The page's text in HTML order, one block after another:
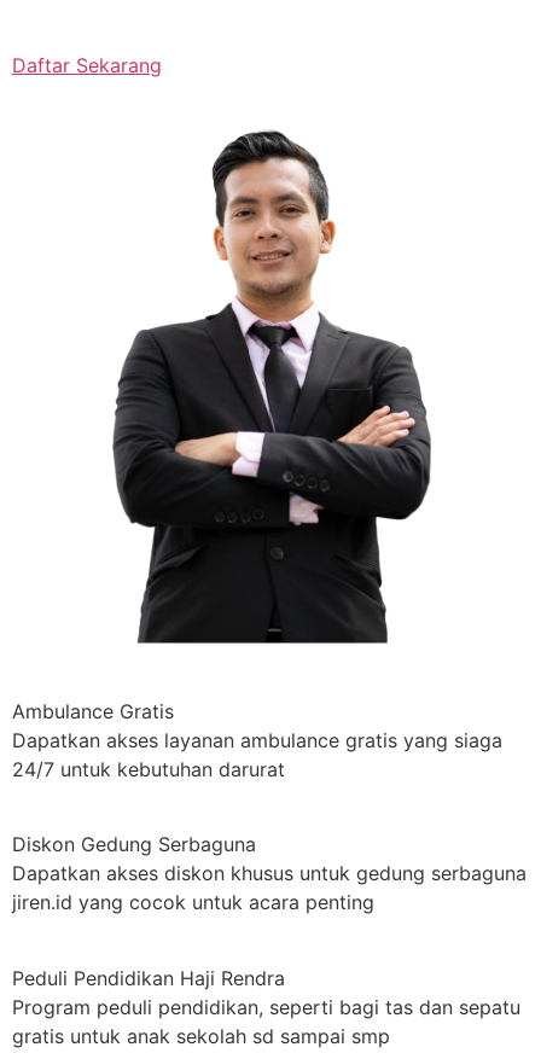
Daftar Sekarang
Ambulance Gratis
Dapatkan akses layanan ambulance gratis yang siaga
24/7 untuk kebutuhan darurat
Diskon Gedung Serbaguna
Dapatkan akses diskon khusus untuk gedung serbaguna
jiren.id yang cocok untuk acara penting
Peduli Pendidikan Haji Rendra
Program peduli pendidikan, seperti bagi tas dan sepatu
gratis untuk anak sekolah sd sampai smp